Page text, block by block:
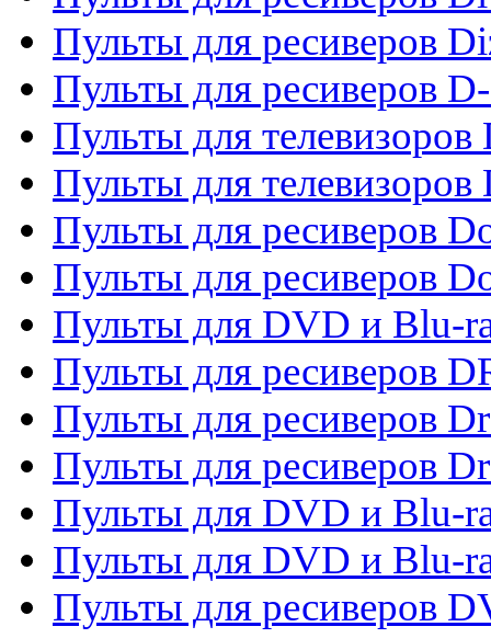
Пульты для ресиверов
Пульты для ресиверов
Пульты для телевизоров
Пульты для
Пульты для ресиверов
Пульты для ресиверов
Пульты для DVD и Blu-
Пульты для ресиверов
Пульты для ресиверов
Пульты для ресиверов
Пульты для DVD и Blu-
Пульты для DVD и Blu-
Пульты для ресиверов